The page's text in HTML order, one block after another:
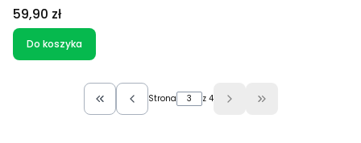
Cena
59,90 zł
Do koszyka
Wróć do pierwszej strony z produktami
Strona z 4 Przejdź do